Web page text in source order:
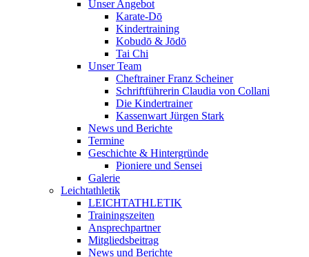
Unser Angebot
Karate-Dō
Kindertraining
Kobudō & Jōdō
Tai Chi
Unser Team
Cheftrainer Franz Scheiner
Schriftführerin Claudia von Collani
Die Kindertrainer
Kassenwart Jürgen Stark
News und Berichte
Termine
Geschichte & Hintergründe
Pioniere und Sensei
Galerie
Leichtathletik
LEICHTATHLETIK
Trainingszeiten
Ansprechpartner
Mitgliedsbeitrag
News und Berichte